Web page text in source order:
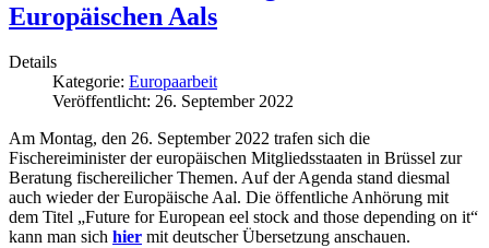
Europäischen Aals
Details
Kategorie: Europaarbeit
Veröffentlicht: 26. September 2022
Am Montag, den 26. September 2022 trafen sich die
Fischereiminister der europäischen Mitgliedsstaaten in Brüssel zur
Beratung fischereilicher Themen. Auf der Agenda stand diesmal
auch wieder der Europäische Aal. Die öffentliche Anhörung mit
dem Titel „Future for European eel stock and those depending on it“
kann man sich hier mit deutscher Übersetzung anschauen.